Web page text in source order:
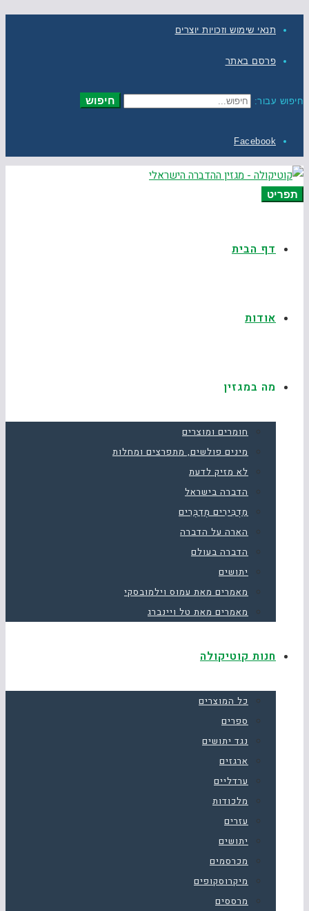
תנאי שימוש וזכויות יוצרים
פרסם באתר
חיפוש עבור: חיפוש
Facebook
תפריט
דף הבית
אודות
מה במגזין
חומרים ומוצרים
מינים פולשים, מתפרצים ומחלות
לא מזיק לדעת
הדברה בישראל
מַדְבִּירִים מְדַבְּרִים
הארה על הדברה
הדברה בעולם
יתושים
מאמרים מאת עמוס וילמובסקי
מאמרים מאת טל ויינברג
חנות קוטיקולה
כל המוצרים
ספרים
נגד יתושים
ארגזים
ערדליים
מלכודות
עזרים
יתושים
מכרסמים
מיקרוסקופים
מרססים